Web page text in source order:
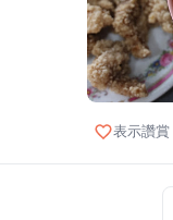
表示讚賞